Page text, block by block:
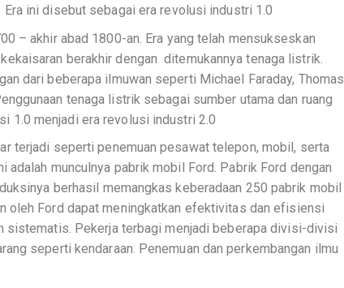
ini disebut sebagai era revolusi industri 1.0
– akhir abad 1800-an. Era yang telah mensukseskan
berakhir dengan ditemukannya tenaga listrik.
dari beberapa ilmuwan seperti Michael Faraday, Thomas
tenaga listrik sebagai sumber utama dan ruang
1.0 menjadi era revolusi industri 2.0
terjadi seperti penemuan pesawat telepon, mobil, serta
munculnya pabrik mobil Ford. Pabrik Ford dengan
berhasil memangkas keberadaan 250 pabrik mobil
oleh Ford dapat meningkatkan efektivitas dan efisiensi
Pekerja terbagi menjadi beberapa divisi-divisi
seperti kendaraan. Penemuan dan perkembangan ilmu